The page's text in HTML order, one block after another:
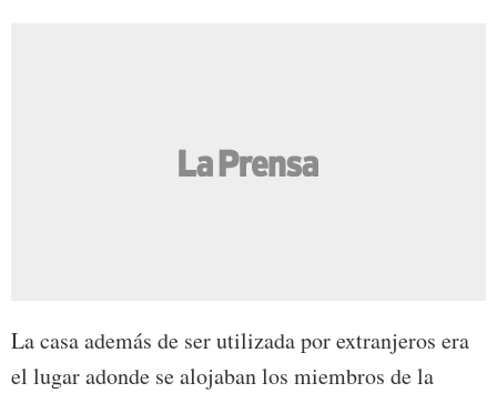
La casa además de ser utilizada por extranjeros era
el lugar adonde se alojaban los miembros de la